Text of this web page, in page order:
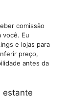
comissão
você. Eu
e lojas para
preço,
antes da
estante